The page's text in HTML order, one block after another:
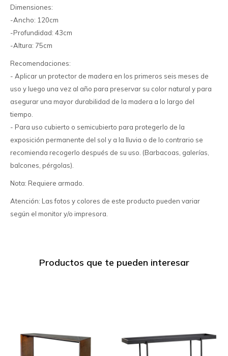
Dimensiones:
-Ancho: 120cm
-Profundidad: 43cm
-Altura: 75cm
Recomendaciones:
- Aplicar un protector de madera en los primeros seis meses de
uso y luego una vez al año para preservar su color natural y para
asegurar una mayor durabilidad de la madera a lo largo del
tiempo.
- Para uso cubierto o semicubierto para protegerlo de la
exposición permanente del sol y a la lluvia o de lo contrario se
recomienda recogerlo después de su uso. (Barbacoas, galerías,
balcones, pérgolas).
Nota: Requiere armado.
Atención: Las fotos y colores de este producto pueden variar
según el monitor y/o impresora.
Productos que te pueden interesar